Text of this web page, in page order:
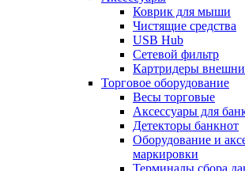
Коврик для мыши
Чистящие средства
USB Hub
Сетевой фильтр
Картридеры
Торговое оборудование
Весы торговые
Аксессуары для
Детекторы банкнот
Оборудование и
маркировки
Терминалы сбора